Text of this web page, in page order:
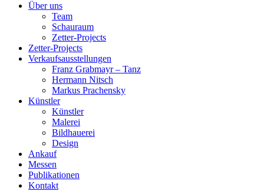
Über uns
Team
Schauraum
Zetter-Projects
Zetter-Projects
Verkaufsausstellungen
Franz Grabmayr – Tanz
Hermann Nitsch
Markus Prachensky
Künstler
Künstler
Malerei
Bildhauerei
Design
Ankauf
Messen
Publikationen
Kontakt